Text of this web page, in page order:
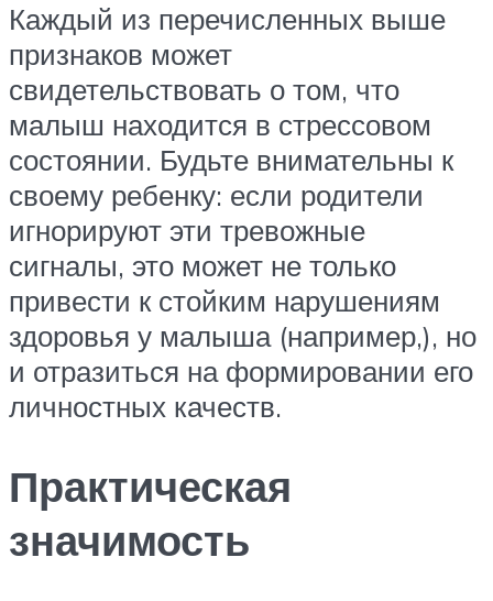
Каждый из перечисленных выше
признаков может
свидетельствовать о том, что
малыш находится в стрессовом
состоянии. Будьте внимательны к
своему ребенку: если родители
игнорируют эти тревожные
сигналы, это может не только
привести к стойким нарушениям
здоровья у малыша (например,), но
и отразиться на формировании его
личностных качеств.
Практическая
значимость